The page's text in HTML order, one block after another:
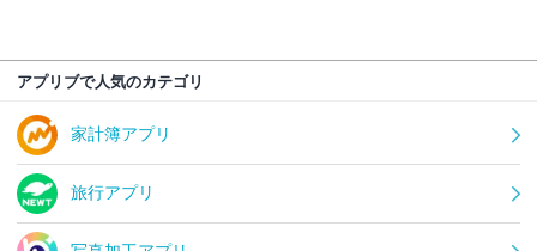
アプリブで人気のカテゴリ
家計簿アプリ
旅行アプリ